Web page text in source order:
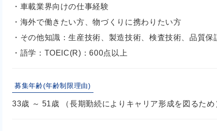
・車載業界向けの仕事経験
・海外で働きたい方、物づくりに携わりたい方
・その他知識：生産技術、製造技術、検査技術、品質保
・語学：TOEIC(R)：600点以上
募集年齢(年齢制限理由)
33歳 ～ 51歳 （長期勤続によりキャリア形成を図るため